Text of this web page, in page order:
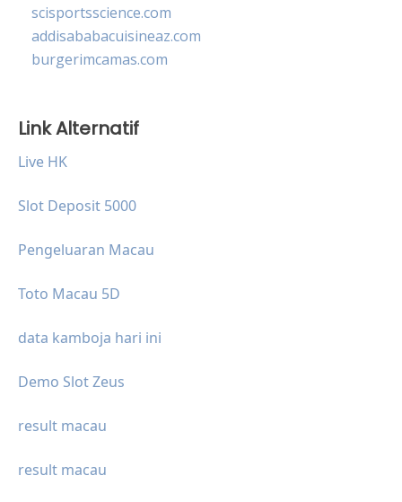
scisportsscience.com
addisababacuisineaz.com
burgerimcamas.com
Link Alternatif
Live HK
Slot Deposit 5000
Pengeluaran Macau
Toto Macau 5D
data kamboja hari ini
Demo Slot Zeus
result macau
result macau